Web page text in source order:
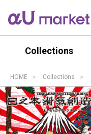
Collections
HOME Collections